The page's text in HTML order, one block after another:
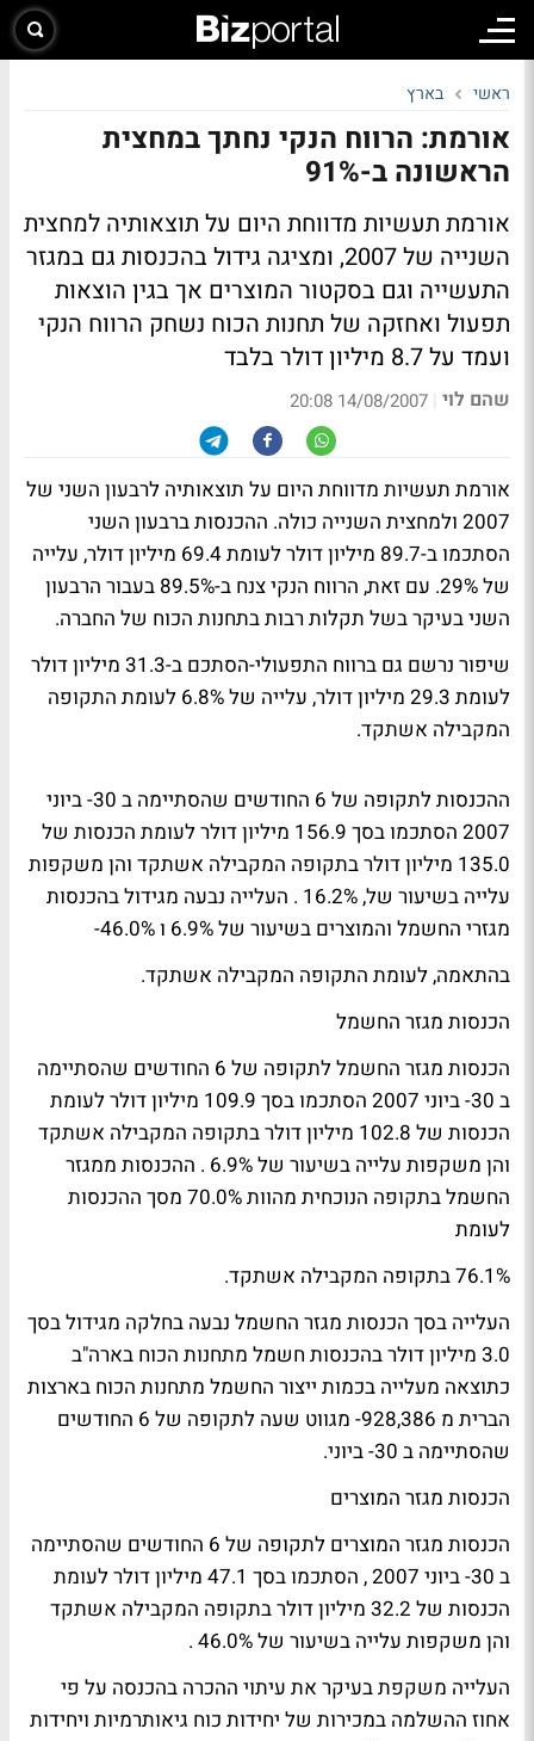
ראשי בארץ
אורמת: הרווח הנקי נחתך במחצית
הראשונה ב-91%
אורמת תעשיות מדווחת היום על תוצאותיה למחצית
השנייה של 2007, ומציגה גידול בהכנסות גם במגזר
התעשייה וגם בסקטור המוצרים אך בגין הוצאות
תפעול ואחזקה של תחנות הכוח נשחק הרווח הנקי
ועמד על 8.7 מיליון דולר בלבד
שהם לוי |
14/08/2007 20:08
אורמת תעשיות מדווחת היום על תוצאותיה לרבעון השני של
2007 ולמחצית השנייה כולה. ההכנסות ברבעון השני
הסתכמו ב-89.7 מיליון דולר לעומת 69.4 מיליון דולר, עלייה
של 29%. עם זאת, הרווח הנקי צנח ב-89.5% בעבור הרבעון
השני בעיקר בשל תקלות רבות בתחנות הכוח של החברה.
שיפור נרשם גם ברווח התפעולי-הסתכם ב-31.3 מיליון דולר
לעומת 29.3 מיליון דולר, עלייה של 6.8% לעומת התקופה
המקבילה אשתקד.
ההכנסות לתקופה של 6 החודשים שהסתיימה ב 30- ביוני
2007 הסתכמו בסך 156.9 מיליון דולר לעומת הכנסות של
135.0 מיליון דולר בתקופה המקבילה אשתקד והן משקפות
עלייה בשיעור של, 16.2% . העלייה נבעה מגידול בהכנסות
מגזרי החשמל והמוצרים בשיעור של 6.9% ו 46.0%-
בהתאמה, לעומת התקופה המקבילה אשתקד.
הכנסות מגזר החשמל
הכנסות מגזר החשמל לתקופה של 6 החודשים שהסתיימה
ב 30- ביוני 2007 הסתכמו בסך 109.9 מיליון דולר לעומת
הכנסות של 102.8 מיליון דולר בתקופה המקבילה אשתקד
והן משקפות עלייה בשיעור של 6.9% . ההכנסות ממגזר
החשמל בתקופה הנוכחית מהוות 70.0% מסך ההכנסות
לעומת
76.1% בתקופה המקבילה אשתקד.
העלייה בסך הכנסות מגזר החשמל נבעה בחלקה מגידול בסך
3.0 מיליון דולר בהכנסות חשמל מתחנות הכוח בארה"ב
כתוצאה מעלייה בכמות ייצור החשמל מתחנות הכוח בארצות
הברית מ 928,386- מגווט שעה לתקופה של 6 החודשים
שהסתיימה ב 30- ביוני.
הכנסות מגזר המוצרים
הכנסות מגזר המוצרים לתקופה של 6 החודשים שהסתיימה
ב 30- ביוני 2007 , הסתכמו בסך 47.1 מיליון דולר לעומת
הכנסות של 32.2 מיליון דולר בתקופה המקבילה אשתקד
והן משקפות עלייה בשיעור של 46.0% .
העלייה משקפת בעיקר את עיתוי ההכרה בהכנסה על פי
אחוז ההשלמה במכירות של יחידות כוח גיאותרמיות ויחידות